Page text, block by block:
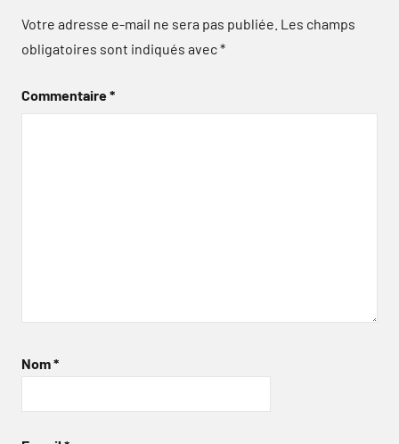
Votre adresse e-mail ne sera pas publiée. Les champs
obligatoires sont indiqués avec*
Commentaire*
Nom*